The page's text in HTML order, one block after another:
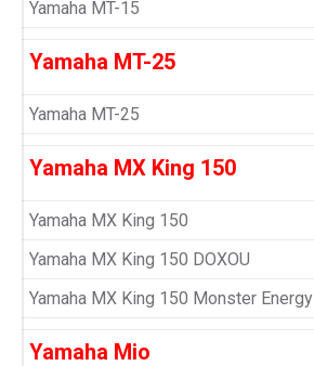
Yamaha MT-15
Yamaha MT-25
Yamaha MT-25
Yamaha MX King 150
Yamaha MX King 150
Yamaha MX King 150 DOXOU
Yamaha MX King 150 Monster Energy
Yamaha Mio